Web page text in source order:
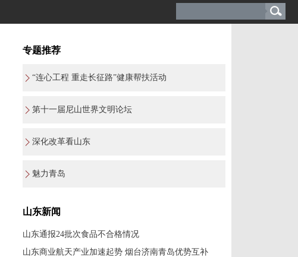
专题推荐
“连心工程 重走长征路”健康帮扶活动
第十一届尼山世界文明论坛
深化改革看山东
魅力青岛
山东新闻
山东通报24批次食品不合格情况
山东商业航天产业加速起势 烟台济南青岛优势互补